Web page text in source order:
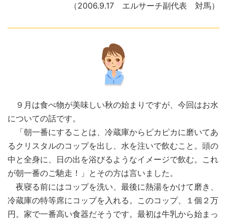
（2006.9.17 エルサーチ副代表 対馬）
９月は食べ物が美味しい秋の始まりですが、今回はお水
についての話です。
「朝一番にすることは、冷蔵庫からピカピカに磨いてあ
るクリスタルのコップを出し、水を注いで飲むこと。頭の
中と全身に、日の出を浴びるようなイメージで飲む。これ
が朝一番のご馳走！」とその方は言いました。
夜寝る前にはコップを洗い、最後に熱湯をかけて磨き、
冷蔵庫の特等席にコップを入れる。このコップ、１個２万
円。家で一番高い食器だそうです。最初は牛乳から始まっ